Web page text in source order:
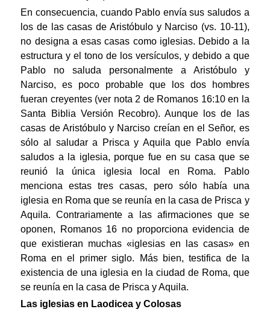
En consecuencia, cuando Pablo envía sus saludos a
los de las casas de Aristóbulo y Narciso (vs. 10-11),
no designa a esas casas como iglesias. Debido a la
estructura y el tono de los versículos, y debido a que
Pablo no saluda personalmente a Aristóbulo y
Narciso, es poco probable que los dos hombres
fueran creyentes (ver nota 2 de Romanos 16:10 en la
Santa Biblia Versión Recobro). Aunque los de las
casas de Aristóbulo y Narciso creían en el Señor, es
sólo al saludar a Prisca y Aquila que Pablo envía
saludos a la iglesia, porque fue en su casa que se
reunió la única iglesia local en Roma. Pablo
menciona estas tres casas, pero sólo había una
iglesia en Roma que se reunía en la casa de Prisca y
Aquila. Contrariamente a las afirmaciones que se
oponen, Romanos 16 no proporciona evidencia de
que existieran muchas «iglesias en las casas» en
Roma en el primer siglo. Más bien, testifica de la
existencia de una iglesia en la ciudad de Roma, que
se reunía en la casa de Prisca y Aquila.
Las iglesias en Laodicea y Colosas